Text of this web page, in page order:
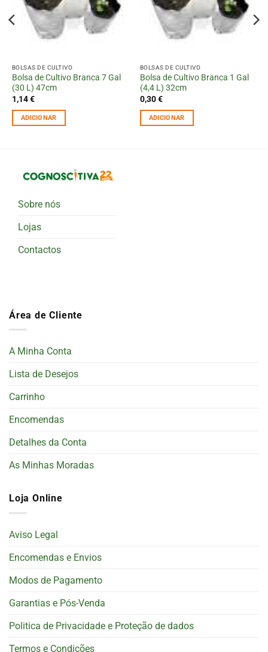
BOLSAS DE CULTIVO
Bolsa de Cultivo Branca 7 Gal
(30 L) 47cm
1,14€
ADICIONAR
BOLSAS DE CULTIVO
Bolsa de Cultivo Branca 1 Gal
(4,4 L) 32cm
0,30€
ADICIONAR
Sobre nós
Lojas
Contactos
Área de Cliente
A Minha Conta
Lista de Desejos
Carrinho
Encomendas
Detalhes da Conta
As Minhas Moradas
Loja Online
Aviso Legal
Encomendas e Envios
Modos de Pagamento
Garantias e Pós-Venda
Politica de Privacidade e Proteção de dados
Termos e Condições